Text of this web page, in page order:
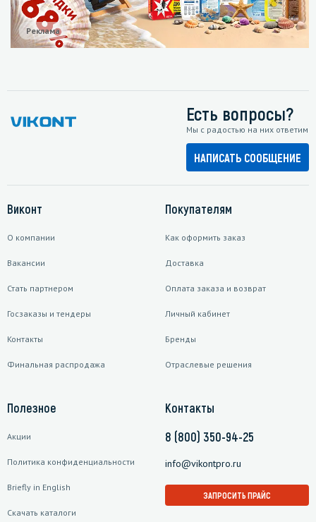
Реклама
Есть вопросы?
Мы с радостью на них ответим
НАПИСАТЬ СООБЩЕНИЕ
Виконт
О компании
Вакансии
Стать партнером
Госзаказы и тендеры
Контакты
Финальная распродажа
Покупателям
Как оформить заказ
Доставка
Оплата заказа и возврат
Личный кабинет
Бренды
Отраслевые решения
Полезное
Акции
Политика конфиденциальности
Briefly in English
Скачать каталоги
Контакты
8 (800) 350-94-25
info@vikontpro.ru
ЗАПРОСИТЬ ПРАЙС